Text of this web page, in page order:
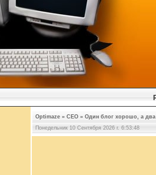
Optimaze » СЕО » Один блог хорошо, а два
Понедельник 10 Сентября 2026 г. 6:53:49